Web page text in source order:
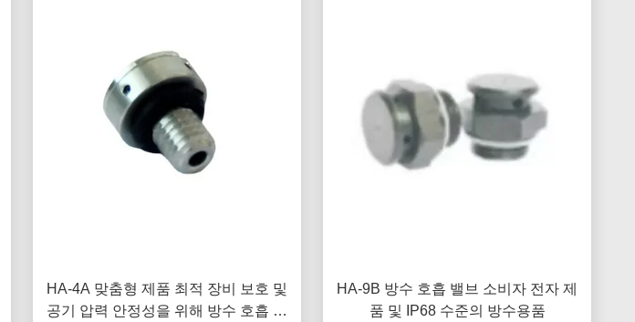
HA-4A 맞춤형 제품 최적 장비 보호 및
공기 압력 안정성을 위해 방수 호흡 밸
HA-9B 방수 호흡 밸브 소비자 전자 제
품 및 IP68 수준의 방수용품